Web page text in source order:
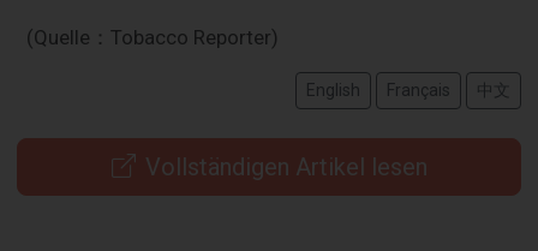
(Quelle：Tobacco Reporter)
English Français 中文
Vollständigen Artikel lesen